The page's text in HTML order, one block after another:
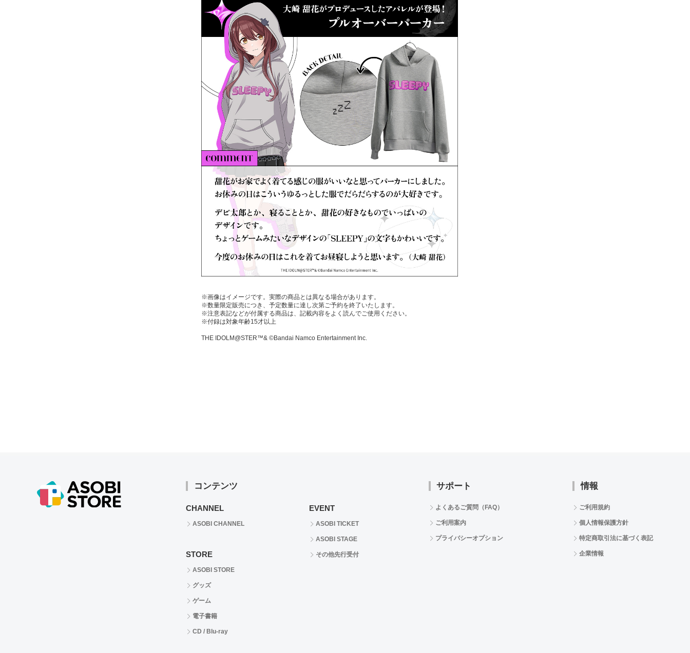
※画像はイメージです。実際の商品とは異なる場合があります。
※数量限定販売につき、予定数量に達し次第ご予約を終了いたします。
※注意表記などが付属する商品は、記載内容をよく読んでご使用ください。
※付録は対象年齢15才以上
THE IDOLM@STER™& ©Bandai Namco Entertainment Inc.
コンテンツ
CHANNEL
ASOBI CHANNEL
STORE
ASOBI STORE
グッズ
ゲーム
電子書籍
CD / Blu-ray
EVENT
ASOBI TICKET
ASOBI STAGE
その他先行受付
サポート
よくあるご質問（FAQ）
ご利用案内
プライバシーオプション
情報
ご利用規約
個人情報保護方針
特定商取引法に基づく表記
企業情報